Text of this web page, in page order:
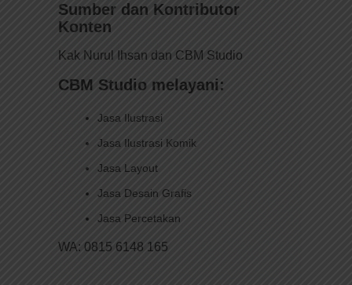
Sumber dan Kontributor
Konten
Kak Nurul Ihsan dan CBM Studio
CBM Studio melayani:
Jasa Ilustrasi
Jasa Ilustrasi Komik
Jasa Layout
Jasa Desain Grafis
Jasa Percetakan
WA: 0815 6148 165